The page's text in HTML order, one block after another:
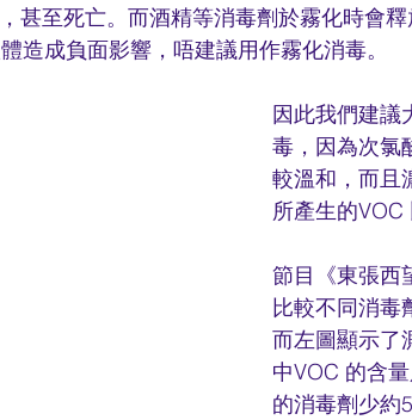
甚至死亡。而酒精等消毒劑於霧化時會
造成負面影響，唔建議用作霧化消毒。
因此我們建議
毒，因為次氯
較溫和，而且
所產生的VOC
節目《東張西
比較不同消毒
而左圖顯示了
中VOC 的含
的消毒劑少約